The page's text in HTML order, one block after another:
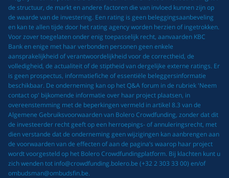
de structuur, de markt en andere factoren die van invloed kunnen zijn op
de waarde van de investering. Een rating is geen beleggingsaanbeveling
en kan te allen tijde door het rating agency worden herzien of ingetrokken.
Voor zover toegelaten onder enig toepasselijk recht, aanvaarden KBC
Bank en enige met haar verbonden personen geen enkele
aansprakelijkheid of verantwoordelijkheid voor de correctheid, de
volledigheid, de actualiteit of de stiptheid van dergelijke externe ratings. Er
is geen prospectus, informatiefiche of essentiële beleggersinformatie
beschikbaar. De onderneming kan op het Q&A forum in de rubriek 'Neem
contact op' bijkomende informatie over haar project plaatsen, in
overeenstemming met de beperkingen vermeld in artikel 8.3 van de
Algemene Gebruiksvoorwaarden van Bolero Crowdfunding, zonder dat dit
de investeerder recht geeft op een herroepings- of annuleringsrecht, met
dien verstande dat de onderneming geen wijzigingen kan aanbrengen aan
de voorwaarden van de effecten of aan de pagina’s waarop haar project
wordt voorgesteld op het Bolero Crowdfundingplatform. Bij klachten kunt u
zich wenden tot info@crowdfunding.bolero.be (+32 2 303 33 00) en/of
ombudsman@ombudsfin.be.